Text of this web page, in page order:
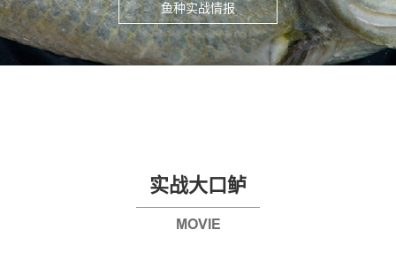
鱼种实战情报
实战大口鲈
MOVIE